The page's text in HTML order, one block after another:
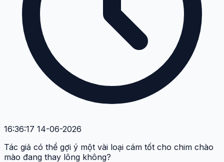
16:36:17 14-06-2026
Tác giả có thể gợi ý một vài loại cám tốt cho chim chào
mào đang thay lông không?